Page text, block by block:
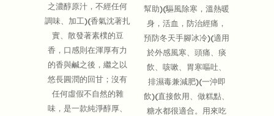
之濃醇原汁，不經任何
調味、加工)(香氣沈著扎
實、散發著素樸的豆
香，口感則在渾厚有力
的香與鹹之後，繼之以
悠長圓潤的回甘；沒有
任何虛假不自然的雜
味，是一款純淨醇厚、
幫助)(驅風除寒，溫熱暖
身，活血，防治經痛，
預防冬天手腳冰冷)(適用
於外感風寒、頭痛、痰
飲、咳嗽、胃寒嘔吐、
排濕毒兼減肥)(一沖即
飲)(直接飲用、做糕點、
糖水都很適合。用來吃